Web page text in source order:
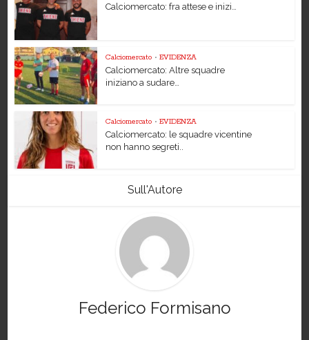
Calciomercato: fra attese e inizi…
Calciomercato • EVIDENZA
Calciomercato: Altre squadre
iniziano a sudare…
Calciomercato • EVIDENZA
Calciomercato: le squadre vicentine
non hanno segreti..
Sull'Autore
Federico Formisano